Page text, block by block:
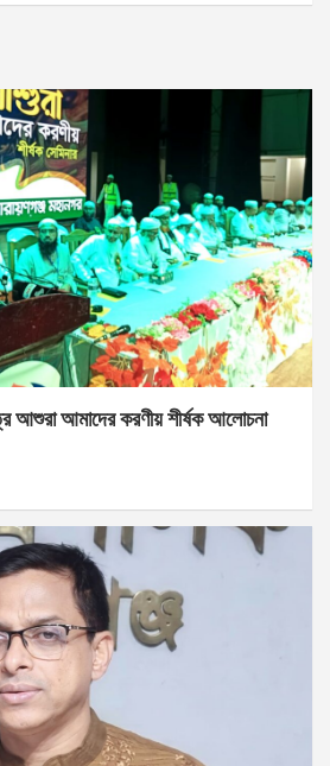
আশুরা আমাদের করণীয় শীর্ষক আলোচনা